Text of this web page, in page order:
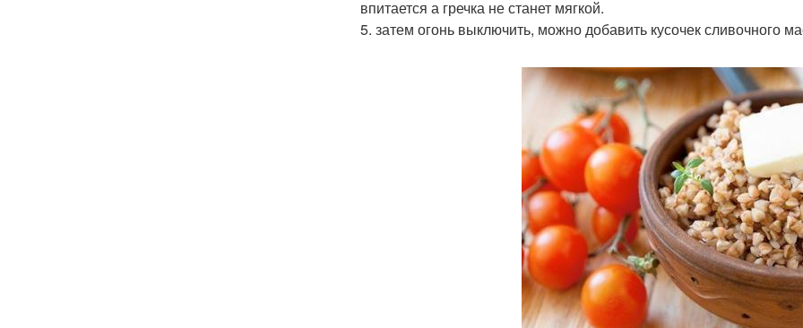
впитается а гречка не станет мягкой.
5. затем огонь выключить, можно добавить кусочек сливочного